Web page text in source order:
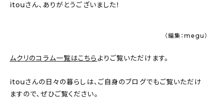
itouさん、ありがとうございました！
（編集：megu）
ムクリのコラム一覧はこちら よりご覧いただけます。
itouさんの日々の暮らしは、ご自身のブログでもご覧いただけ
ますので、ぜひご覧ください。